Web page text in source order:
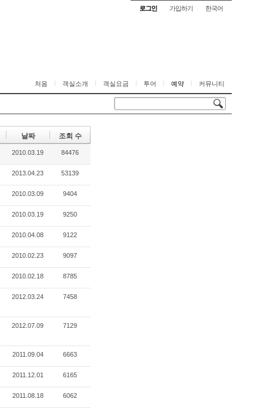
로그인 가입하기 한국어
처음 객실소개 객실요금 투어 예약 커뮤니티
날짜 조회 수
2010.03.19 84476
2013.04.23 53139
2010.03.09 9404
2010.03.19 9250
2010.04.08 9122
2010.02.23 9097
2010.02.18 8785
2012.03.24 7458
2012.07.09 7129
2011.09.04 6663
2011.12.01 6165
2011.08.18 6062